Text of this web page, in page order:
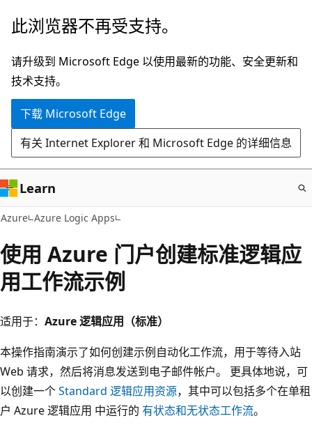
跳
主
要
内
此浏览器不再受支持。
请升级到 Microsoft Edge 以使用最新的功能、安全更新和
技术支持。
下载 Microsoft Edge
有关 Internet Explorer 和 Microsoft Edge 的详细信息
Learn
Azure Azure Logic Apps
使用 Azure 门户创建标准逻辑应
用工作流示例
适用于： Azure 逻辑应用（标准）
本操作指南演示了如何创建示例自动化工作流，用于等待入站
Web 请求，然后将消息发送到电子邮件帐户。 更具体地说，可
以创建一个Standard 逻辑应用资源，其中可以包括多个在单租
户 Azure 逻辑应用 中运行的 有状态和无状态工作流。